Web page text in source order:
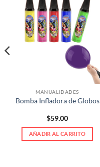
MANUALIDADES
Bomba Infladora de Globos
$59.00
AÑADIR AL CARRITO